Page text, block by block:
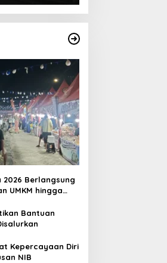
2026 Berlangsung
UMKM hingga
Bantuan
Kepercayaan Diri
NIB